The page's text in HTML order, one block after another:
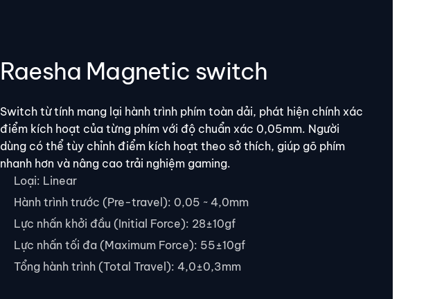
Raesha Magnetic switch
Switch từ tính mang lại hành trình phím toàn dải, phát hiện chính xác
điểm kích hoạt của từng phím với độ chuẩn xác 0,05mm. Người
dùng có thể tùy chỉnh điểm kích hoạt theo sở thích, giúp gõ phím
nhanh hơn và nâng cao trải nghiệm gaming.
Loại: Linear
Hành trình trước (Pre-travel): 0,05 ~ 4,0mm
Lực nhấn khởi đầu (Initial Force): 28±10gf
Lực nhấn tối đa (Maximum Force): 55±10gf
Tổng hành trình (Total Travel): 4,0±0,3mm